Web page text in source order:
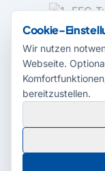
© 2026 Radio
Cookie-
Wir nutzen
Webseite.
bereitzustellen.